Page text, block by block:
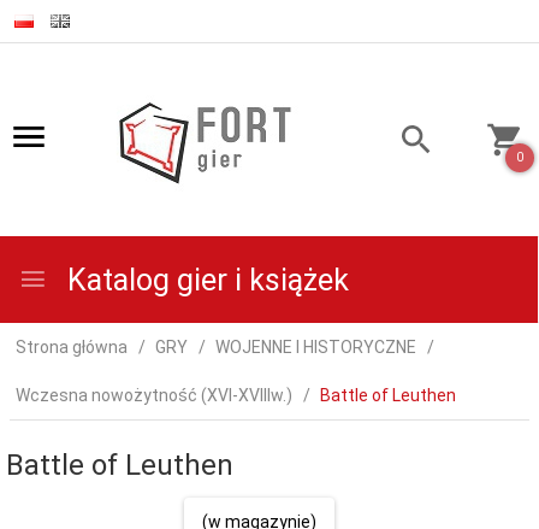
0
Katalog gier i książek
Strona główna GRY WOJENNE I HISTORYCZNE
Wczesna nowożytność (XVI-XVIIIw.) Battle of Leuthen
Battle of Leuthen
(w magazynie)